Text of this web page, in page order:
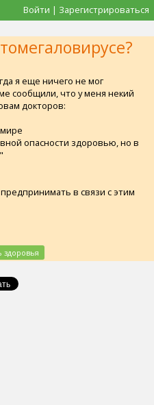
Войти | Зарегистрироваться
я еще ничего не мог
сообщили, что у меня некий
докторов:
опасности здоровью, но в
в связи с этим
здоровья